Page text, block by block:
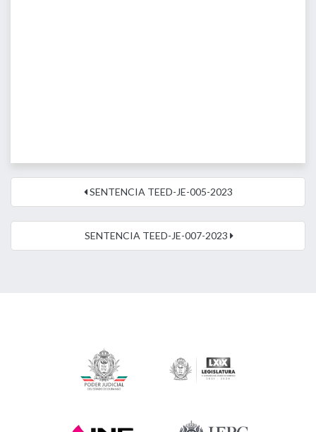
SENTENCIA TEED-JE-005-2023
SENTENCIA TEED-JE-007-2023